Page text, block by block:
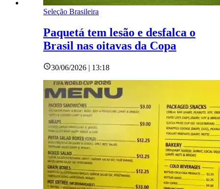
Seleção Brasileira
Paquetá tem lesão e desfalca o
Brasil nas oitavas da Copa
30/06/2026 | 13:18